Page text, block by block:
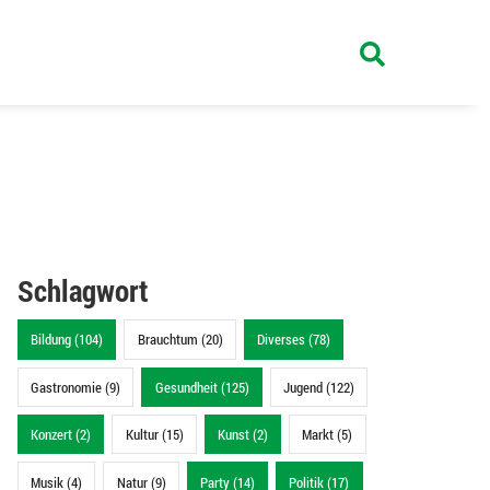
Schlagwort
Bildung (104) Brauchtum (20) Diverses (78)
Gastronomie (9) Gesundheit (125) Jugend (122)
Konzert (2) Kultur (15) Kunst (2) Markt (5)
Musik (4) Natur (9) Party (14) Politik (17)